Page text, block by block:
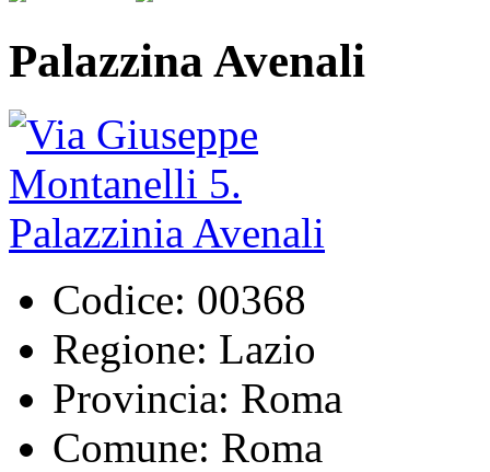
Palazzina Avenali
Codice: 00368
Regione: Lazio
Provincia: Roma
Comune: Roma